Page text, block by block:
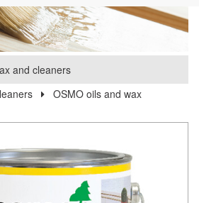
and cleaners
OSMO oils and wax